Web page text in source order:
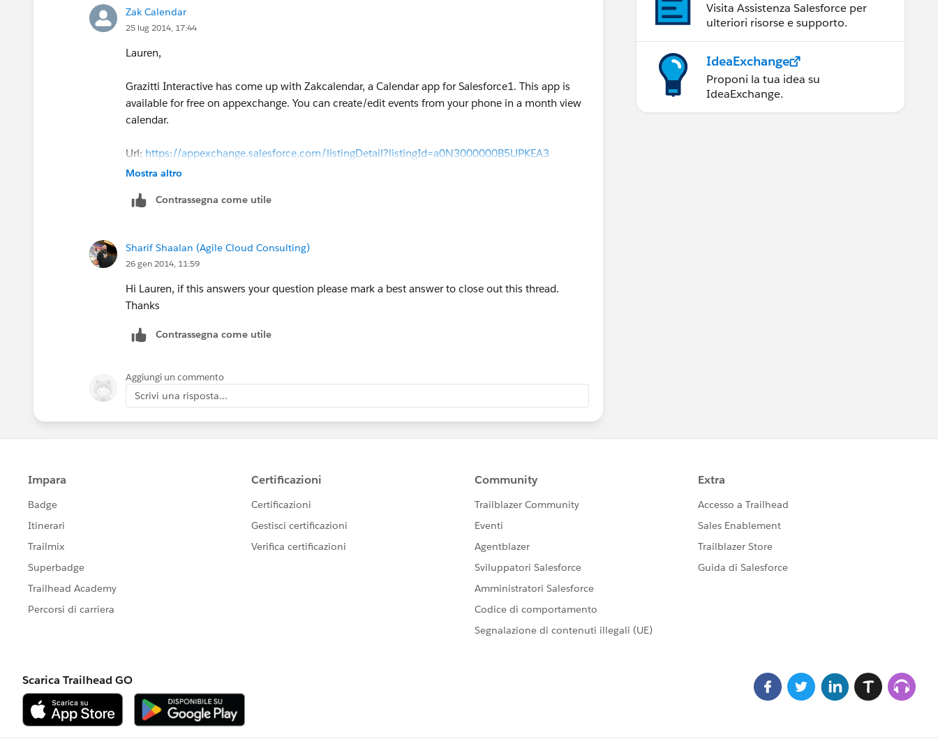
Zak Calendar
25 lug 2014, 17:44
Lauren,
Grazitti Interactive has come up with Zakcalendar, a Calendar app for Salesforce1. This app is
available for free on appexchange. You can create/edit events from your phone in a month view
calendar.
Url: https://appexchange.salesforce.com/listingDetail?listingId=a0N3000000B5UPKEA3
Mostra altro
Contrassegna come utile
Sharif Shaalan (Agile Cloud Consulting)
26 gen 2014, 11:59
Hi Lauren, if this answers your question please mark a best answer to close out this thread.
Thanks
Contrassegna come utile
Aggiungi un commento
Scrivi una risposta...
Visita Assistenza Salesforce per
ulteriori risorse e supporto.
IdeaExchange
Proponi la tua idea su
IdeaExchange.